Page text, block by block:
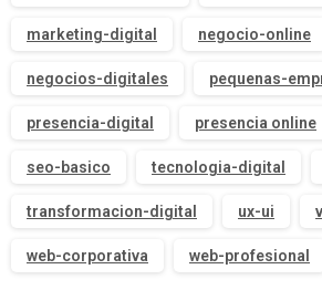
marketing-digital negocio-online
negocios-digitales pequenas-
presencia-digital presencia online
seo-basico tecnologia-digital
transformacion-digital ux-ui
web-corporativa web-profesional